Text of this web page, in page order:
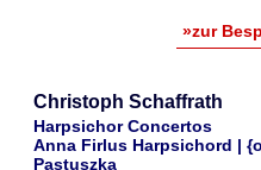
»zur
Christoph Schaffrath
Harpsichor Concertos
Anna Firlus Harpsichord |
Pastuszka